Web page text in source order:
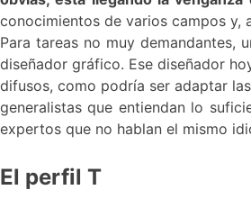
conocimientos de varios campos y,
Para tareas no muy demandantes,
diseñador gráfico. Ese diseñador
difusos, como podría ser adaptar
generalistas que entiendan lo
expertos que no hablan el mismo
El perfil T